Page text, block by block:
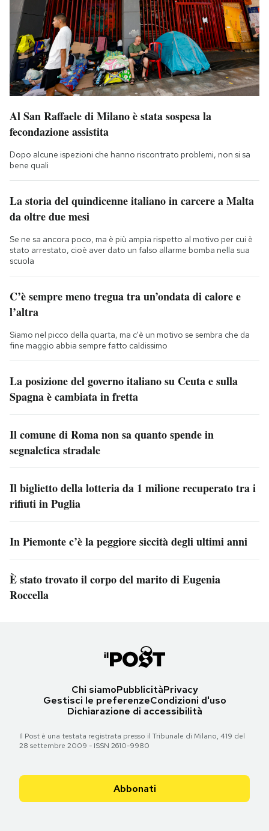
Al San Raffaele di Milano è stata sospesa la
fecondazione assistita
Dopo alcune ispezioni che hanno riscontrato problemi, non si sa
bene quali
La storia del quindicenne italiano in carcere a Malta
da oltre due mesi
Se ne sa ancora poco, ma è più ampia rispetto al motivo per cui è
stato arrestato, cioè aver dato un falso allarme bomba nella sua
scuola
C’è sempre meno tregua tra un’ondata di calore e
l’altra
Siamo nel picco della quarta, ma c'è un motivo se sembra che da
fine maggio abbia sempre fatto caldissimo
La posizione del governo italiano su Ceuta e sulla
Spagna è cambiata in fretta
Il comune di Roma non sa quanto spende in
segnaletica stradale
Il biglietto della lotteria da 1 milione recuperato tra i
rifiuti in Puglia
In Piemonte c’è la peggiore siccità degli ultimi anni
È stato trovato il corpo del marito di Eugenia
Roccella
Chi siamoPubblicitàPrivacy
Gestisci le preferenzeCondizioni d'uso
Dichiarazione di accessibilità
Il Post è una testata registrata presso il Tribunale di Milano, 419 del
28 settembre 2009 - ISSN 2610-9980
Abbonati